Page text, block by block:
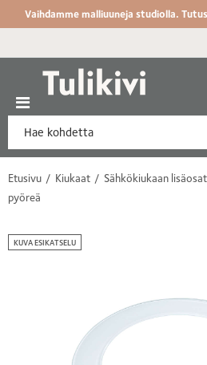
Vaihdamme malliuuneja studiolla.
Etusivu Kiukaat Sähkökiukaan lisäosat
pyöreä
KUVA ESIKATSELU